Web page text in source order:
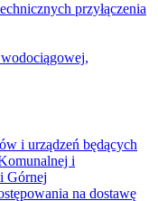
przyłączenia
i urządzeń będących
i
Górnej
na dostawę